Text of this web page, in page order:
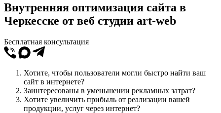
Внутренняя оптимизация сайта в
Черкесске от веб студии art-web
Бесплатная консультация
Хотите, чтобы пользователи могли быстро найти ваш
сайт в интернете?
Заинтересованы в уменьшении рекламных затрат?
Хотите увеличить прибыль от реализации вашей
продукции, услуг через интернет?